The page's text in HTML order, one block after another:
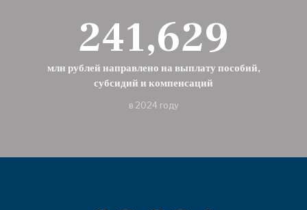
241,629
млн рублей направлено на выплату пособий,
субсидий и компенсаций
в 2024 году